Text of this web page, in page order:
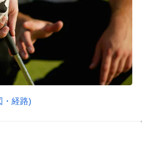
・経路)